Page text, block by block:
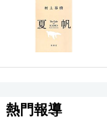
熱門報導